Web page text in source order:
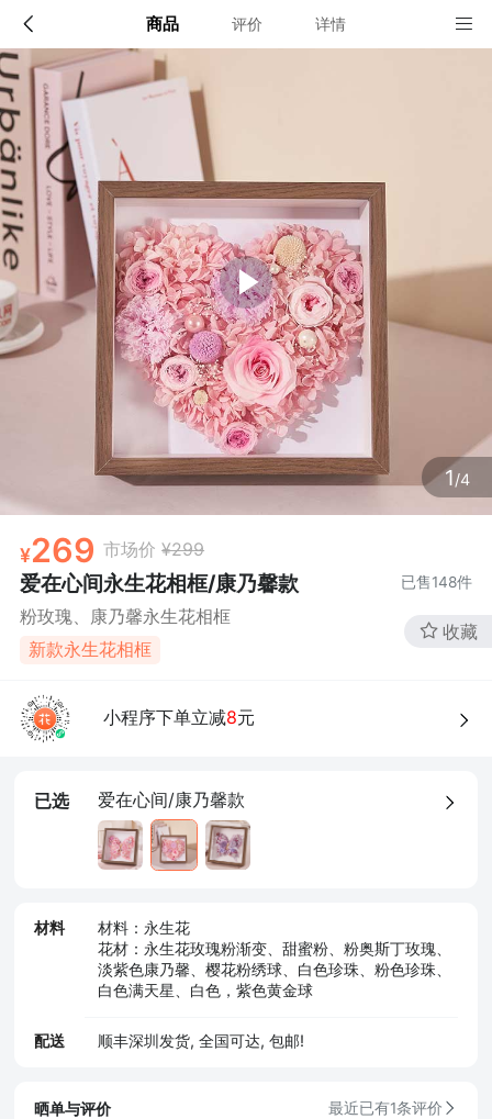
商品 评价 详情
1/4
269 市场价 ¥299
爱在心间永生花相框/康乃馨款 已售148件
粉玫瑰、康乃馨永生花相框
新款永生花相框
收藏
小程序下单立减8元
已选 爱在心间/康乃馨款
材料
材料：永生花
花材：永生花玫瑰粉渐变、甜蜜粉、粉奥斯丁玫瑰、
淡紫色康乃馨、樱花粉绣球、白色珍珠、粉色珍珠、
白色满天星、白色，紫色黄金球
配送 顺丰深圳发货, 全国可达, 包邮!
配送说明
顺丰深圳发货, 全国可达, 包邮!
店铺信息
该地区暂无配送门店
确定
晒单与评价 最近已有1条评价